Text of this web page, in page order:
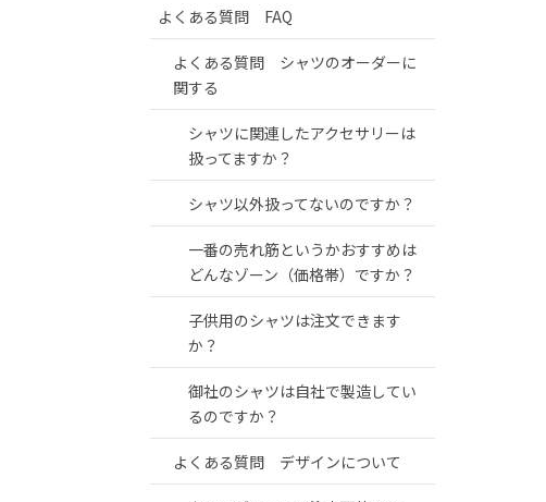
よくある質問 FAQ
よくある質問 シャツのオーダーに
関する
シャツに関連したアクセサリーは
扱ってますか？
シャツ以外扱ってないのですか？
一番の売れ筋というかおすすめは
どんなゾーン（価格帯）ですか？
子供用のシャツは注文できます
か？
御社のシャツは自社で製造してい
るのですか？
よくある質問 デザインについて